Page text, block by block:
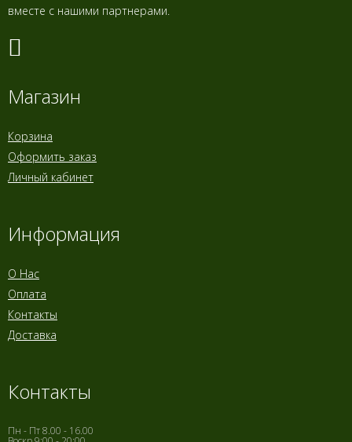
вместе с нашими партнерами.
Магазин
Корзина
Оформить заказ
Личный кабинет
Информация
О Нас
Оплата
Контакты
Доставка
Контакты
Пн - Пт 8.00 - 16.00